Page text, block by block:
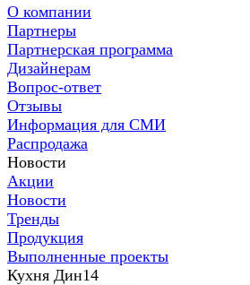
О компании
Партнеры
Партнерская программа
Дизайнерам
Вопрос-ответ
Отзывы
Информация для СМИ
Распродажа
Новости
Акции
Новости
Тренды
Продукция
Выполненные проекты
Кухня Дин14